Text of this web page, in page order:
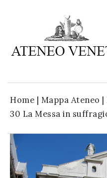
Home | Mappa Ateneo |
30 La Messa in
Ateneo
is
culture
in
Sign up to our
newsletter: